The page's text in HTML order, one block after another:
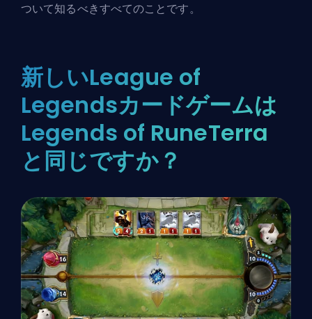
ついて知るべきすべてのことです。
新しいLeague of
Legendsカードゲームは
Legends of RuneTerra
と同じですか？